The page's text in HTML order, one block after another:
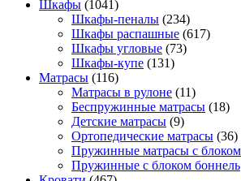
Шкафы (1041)
Шкафы-пеналы (234)
Шкафы распашные (617)
Шкафы угловые (73)
Шкафы-купе (131)
Матрасы (116)
Матрасы в рулоне (11)
Беспружинные матрасы (18)
Детские матрасы (9)
Ортопедические матрасы (36)
Пружинные матрасы с
Пружинные с блоком боннель